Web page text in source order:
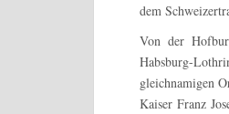
dem
Von der
Habsburg-
gleichnamigen
Kaiser Franz